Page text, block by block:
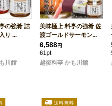
の強肴 詰
り ...
川館
美味極上 料亭の強肴 佐
渡ゴールドサーモン...
6,588円
61pt
越後料亭 かも川館